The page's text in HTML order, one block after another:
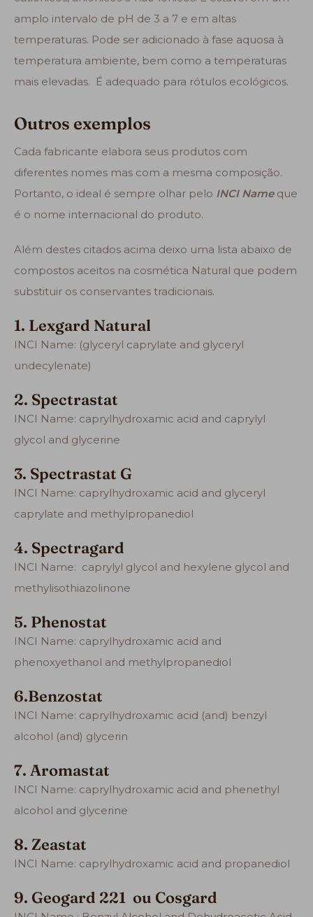
amplo intervalo de pH de 3 a 7 e em altas
temperaturas. Pode ser adicionado à fase aquosa à
temperatura ambiente, bem como a temperaturas
mais elevadas. É adequado para rótulos ecológicos.
Outros exemplos
Cada fabricante elabora seus produtos com
diferentes nomes mas com a mesma composição.
Portanto, o ideal é sempre olhar pelo INCI Nameque
é o nome internacional do produto.
Além destes citados acima deixo uma lista abaixo de
compostos aceitos na cosmética Natural que podem
substituir os conservantes tradicionais.
1. Lexgard Natural
INCI Name: (glyceryl caprylate and glyceryl
undecylenate)
2. Spectrastat
INCI Name: caprylhydroxamic acid and caprylyl
glycol and glycerine
3. Spectrastat G
INCI Name: caprylhydroxamic acid and glyceryl
caprylate and methylpropanediol
4. Spectragard
INCI Name: caprylyl glycol and hexylene glycol and
methylisothiazolinone
5. Phenostat
INCI Name: caprylhydroxamic acid and
phenoxyethanol and methylpropanediol
6.Benzostat
INCI Name: caprylhydroxamic acid (and) benzyl
alcohol (and) glycerin
7. Aromastat
INCI Name: caprylhydroxamic acid and phenethyl
alcohol and glycerine
8. Zeastat
INCI Name: caprylhydroxamic acid and propanediol
9. Geogard 221 ou Cosgard